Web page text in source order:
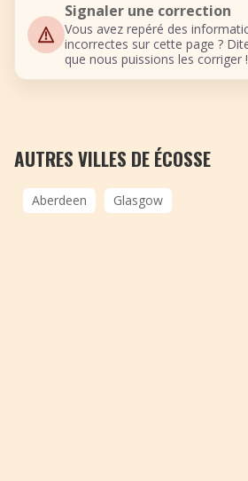
Signaler une correction
Vous avez repéré des
incorrectes sur cette page ?
que nous puissions les corriger !
AUTRES VILLES DE ÉCOSSE
Aberdeen Glasgow